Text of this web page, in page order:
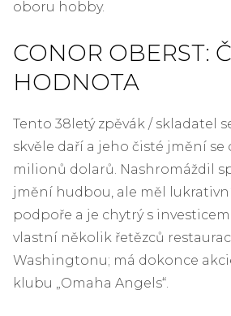
oboru hobby.
CONOR OBERST:
HODNOTA
Tento 38letý zpěvák / skladatel
skvěle daří a jeho čisté jmění se
milionů dolarů. Nashromáždil
jmění hudbou, ale měl
podpoře a je chytrý s
vlastní několik řetězců
Washingtonu; má dokonce
klubu „Omaha Angels“.